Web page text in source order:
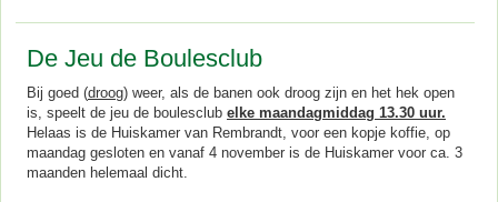
De Jeu de Boulesclub
Bij goed (droog) weer, als de banen ook droog zijn en het hek open
is, speelt de jeu de boulesclub elke maandagmiddag 13.30 uur.
Helaas is de Huiskamer van Rembrandt, voor een kopje koffie, op
maandag gesloten en vanaf 4 november is de Huiskamer voor ca. 3
maanden helemaal dicht.